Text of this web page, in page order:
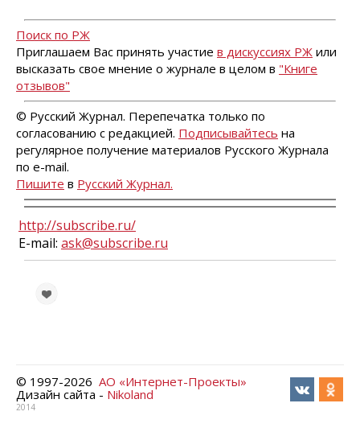
Поиск по РЖ
Приглашаем Вас принять участие в дискуссиях РЖ или
высказать свое мнение о журнале в целом в "Книге
отзывов"
© Русский Журнал. Перепечатка только по
согласованию с редакцией. Подписывайтесь на
регулярное получение материалов Русского Журнала
по e-mail.
Пишите в Русский Журнал.
http://subscribe.ru/
E-mail: ask@subscribe.ru
© 1997-2026 АО «Интернет-Проекты»
Дизайн сайта - Nikoland
2014